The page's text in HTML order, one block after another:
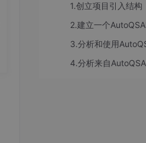
1.创立项目引入结构